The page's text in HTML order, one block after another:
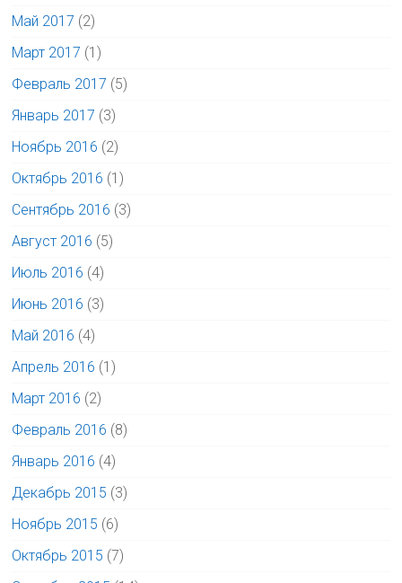
Май 2017 (2)
Март 2017 (1)
Февраль 2017 (5)
Январь 2017 (3)
Ноябрь 2016 (2)
Октябрь 2016 (1)
Сентябрь 2016 (3)
Август 2016 (5)
Июль 2016 (4)
Июнь 2016 (3)
Май 2016 (4)
Апрель 2016 (1)
Март 2016 (2)
Февраль 2016 (8)
Январь 2016 (4)
Декабрь 2015 (3)
Ноябрь 2015 (6)
Октябрь 2015 (7)